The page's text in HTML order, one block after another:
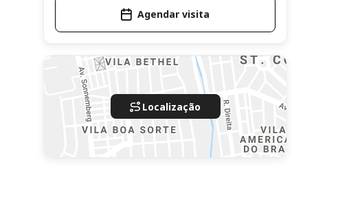
Agendar visita
Localização